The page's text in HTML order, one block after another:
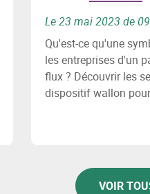
Le 23 mai 2023 de
Qu'est-ce qu'une
les entreprises d'un
flux ? Découvrir les
dispositif wallon
VOIR